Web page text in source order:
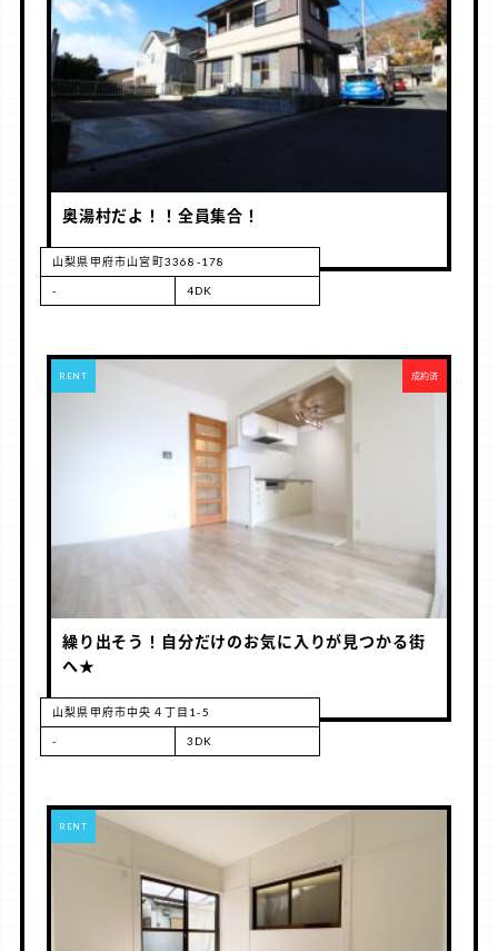
奥湯村だよ！！全員集合！
山梨県甲府市山宮町3368-178
- 4DK
RENT 成約済
繰り出そう！自分だけのお気に入りが見つかる街
へ★
山梨県甲府市中央４丁目1-5
- 3DK
RENT